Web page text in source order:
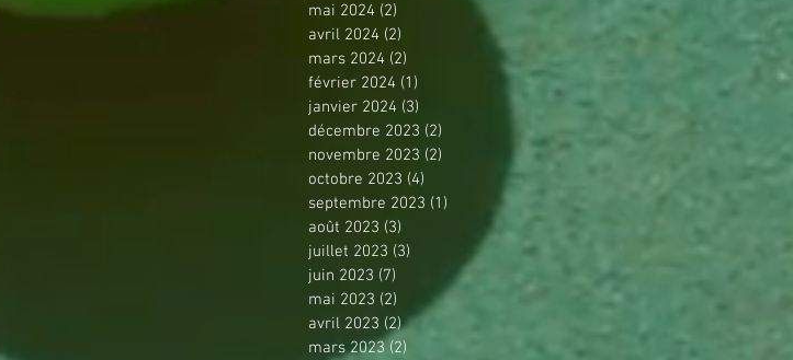
mai 2024 (2)
avril 2024 (2)
mars 2024 (2)
février 2024 (1)
janvier 2024 (3)
décembre 2023 (2)
novembre 2023 (2)
octobre 2023 (4)
septembre 2023 (1)
août 2023 (3)
juillet 2023 (3)
juin 2023 (7)
mai 2023 (2) 2 posts
avril 2023 (2)2 posts
mars 2023 (2)